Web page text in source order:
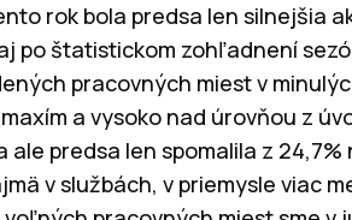
rok bola predsa len silnejšia
po štatistickom zohľadnení
pracovných miest v
a vysoko nad úrovňou z
predsa len spomalila z
v službách, v priemysle viac